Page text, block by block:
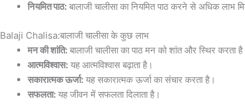
नियमित पाठ: बालाजी चालीसा का नियमित पाठ करने से अधिक लाभ
Balaji Chalisa:बालाजी चालीसा के कुछ लाभ
मन की शांति: बालाजी चालीसा का पाठ मन को शांत और स्थिर करता
आत्मविश्वास: यह आत्मविश्वास बढ़ाता है।
सकारात्मक ऊर्जा: यह सकारात्मक ऊर्जा का संचार करता है।
सफलता: यह जीवन में सफलता दिलाता है।